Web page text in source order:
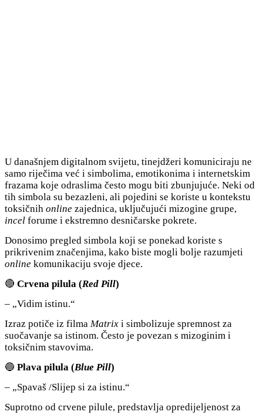
U današnjem digitalnom svijetu, tinejdžeri komuniciraju ne
samo riječima već i simbolima, emotikonima i internetskim
frazama koje odraslima često mogu biti zbunjujuće. Neki od
tih simbola su bezazleni, ali pojedini se koriste u kontekstu
toksičnih online zajednica, uključujući mizogine grupe,
incel forume i ekstremno desničarske pokrete.
Donosimo pregled simbola koji se ponekad koriste s
prikrivenim značenjima, kako biste mogli bolje razumjeti
online komunikaciju svoje djece.
🔴 Crvena pilula (Red Pill)
– „Vidim istinu.“
Izraz potiče iz filma Matrix i simbolizuje spremnost za
suočavanje sa istinom. Često je povezan s mizoginim i
toksičnim stavovima.
🔵 Plava pilula (Blue Pill)
– „Spavaš /Slijep si za istinu.“
Suprotno od crvene pilule, predstavlja opredijeljenost za